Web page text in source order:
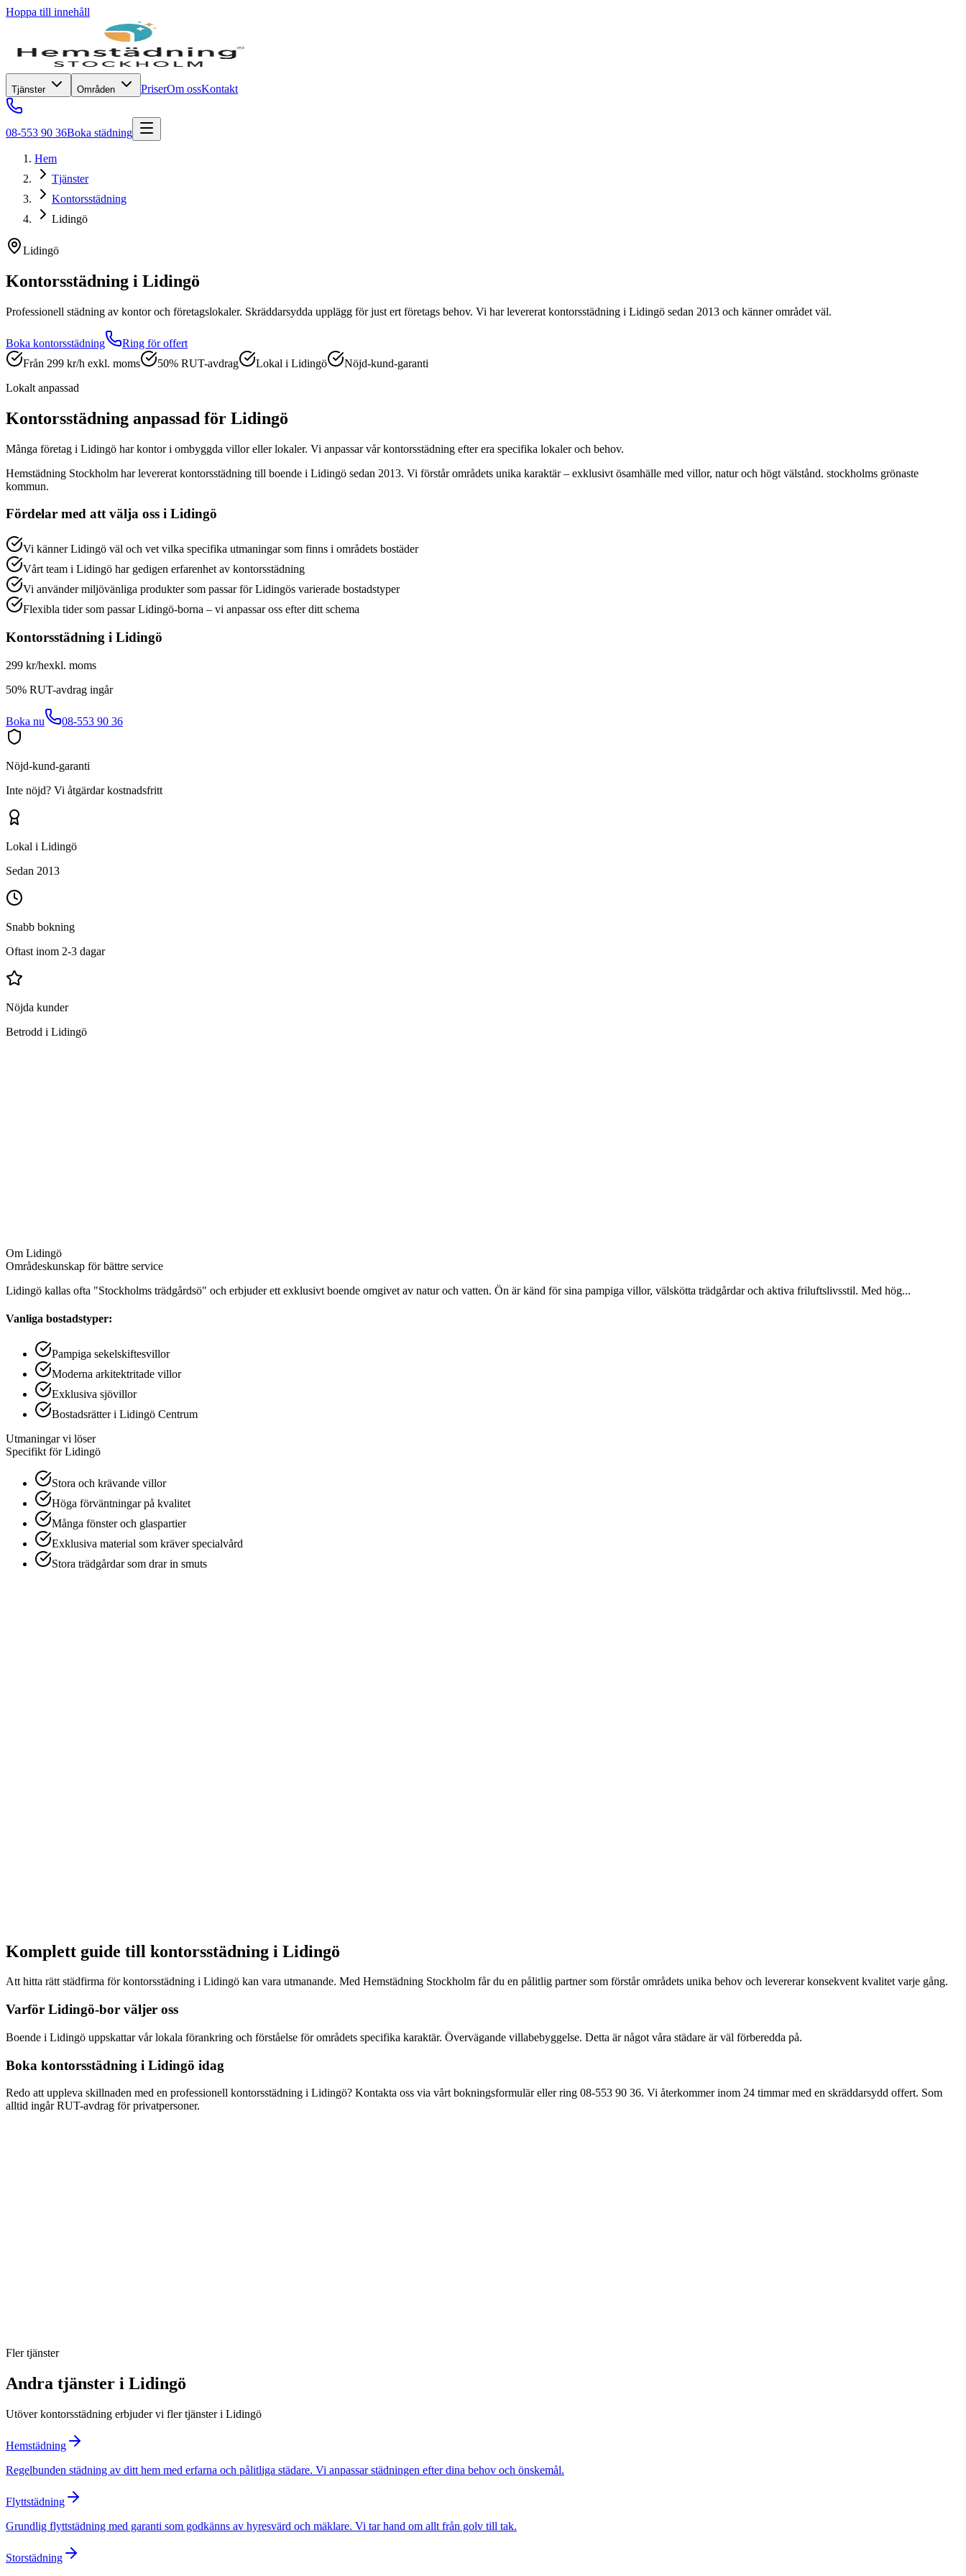
Hoppa till innehåll
Tjänster Områden PriserOm ossKontakt
08-553 90 36Boka städning
Hem
Tjänster
Kontorsstädning
Lidingö
Lidingö
Kontorsstädning i Lidingö
Professionell städning av kontor och företagslokaler. Skräddarsydda upplägg för just ert företags behov. Vi har levererat kontorsstädning i Lidingö sedan 2013 och känner området väl.
Boka kontorsstädning
Ring för offert
Från 299 kr/h exkl. moms
50% RUT-avdrag Lokal i Lidingö
Nöjd-kund-garanti
Lokalt anpassad
Kontorsstädning anpassad för Lidingö
Många företag i Lidingö har kontor i ombyggda villor eller lokaler. Vi anpassar vår kontorsstädning efter era specifika lokaler och behov.
Hemstädning Stockholm har levererat kontorsstädning till boende i Lidingö sedan 2013. Vi förstår områdets unika karaktär – exklusivt ösamhälle med villor, natur och högt välstånd. stockholms grönaste
kommun.
Fördelar med att välja oss i Lidingö
Vi känner Lidingö väl och vet vilka specifika utmaningar som finns i områdets bostäder
Vårt team i Lidingö har gedigen erfarenhet av kontorsstädning
Vi använder miljövänliga produkter som passar för Lidingös varierade bostadstyper
Flexibla tider som passar Lidingö-borna – vi anpassar oss efter ditt schema
Kontorsstädning i Lidingö
299 kr/hexkl. moms
50% RUT-avdrag ingår
Boka nu 08-553 90 36
Nöjd-kund-garanti
Inte nöjd? Vi åtgärdar kostnadsfritt
Lokal i Lidingö
Sedan 2013
Snabb bokning
Oftast inom 2-3 dagar
Nöjda kunder
Betrodd i Lidingö
Om Lidingö
Områdeskunskap för bättre service
Lidingö kallas ofta "Stockholms trädgårdsö" och erbjuder ett exklusivt boende omgivet av natur och vatten. Ön är känd för sina pampiga villor, välskötta trädgårdar och aktiva friluftslivsstil. Med hög...
Vanliga bostadstyper:
Pampiga sekelskiftesvillor
Moderna arkitektritade villor
Exklusiva sjövillor
Bostadsrätter i Lidingö Centrum
Utmaningar vi löser
Specifikt förLidingö
Stora och krävande villor
Höga förväntningar på kvalitet
Många fönster och glaspartier
Exklusiva material som kräver specialvård
Stora trädgårdar som drar in smuts
Komplett guide till kontorsstädning i Lidingö
Att hitta rätt städfirma förkontorsstädning i Lidingö kan vara utmanande. Med Hemstädning Stockholm får du en pålitlig partner som förstår områdets unika behov och levererar konsekvent kvalitet varje gång.
Varför Lidingö-bor väljer oss
Boende i Lidingö uppskattar vår lokala förankring och förståelse för områdets specifika karaktär. Övervägande villabebyggelse. Detta är något våra städare är väl förberedda på.
Boka kontorsstädning i Lidingö idag
Redo att uppleva skillnaden med en professionell kontorsstädning i Lidingö? Kontakta oss via vårt bokningsformulär eller ring 08-553 90 36. Vi återkommer inom 24 timmar med en skräddarsydd offert. Som
alltid ingår RUT-avdrag för privatpersoner.
Fler tjänster
Andra tjänster i Lidingö
Utöverkontorsstädning erbjuder vi fler tjänster i Lidingö
Hemstädning
Regelbunden städning av ditt hem med erfarna och pålitliga städare. Vi anpassar städningen efter dina behov och önskemål.
Flyttstädning
Grundlig flyttstädning med garanti som godkänns av hyresvärd och mäklare. Vi tar hand om allt från golv till tak.
Storstädning